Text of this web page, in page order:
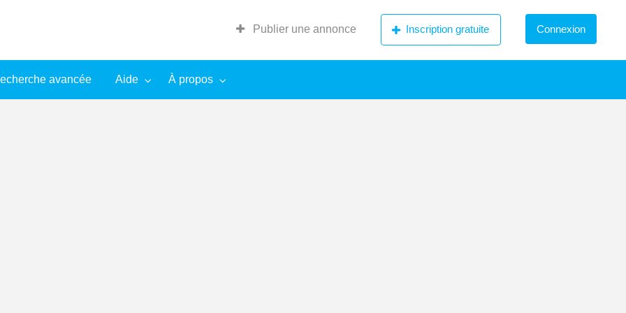
Publier une annonce Inscription gratuite Connexion
avancée Aide À propos